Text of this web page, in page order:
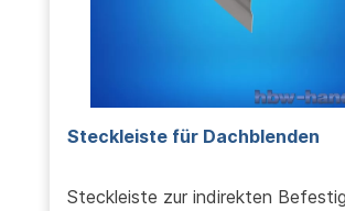
Steckleiste für Dachblenden
Steckleiste zur indirekten